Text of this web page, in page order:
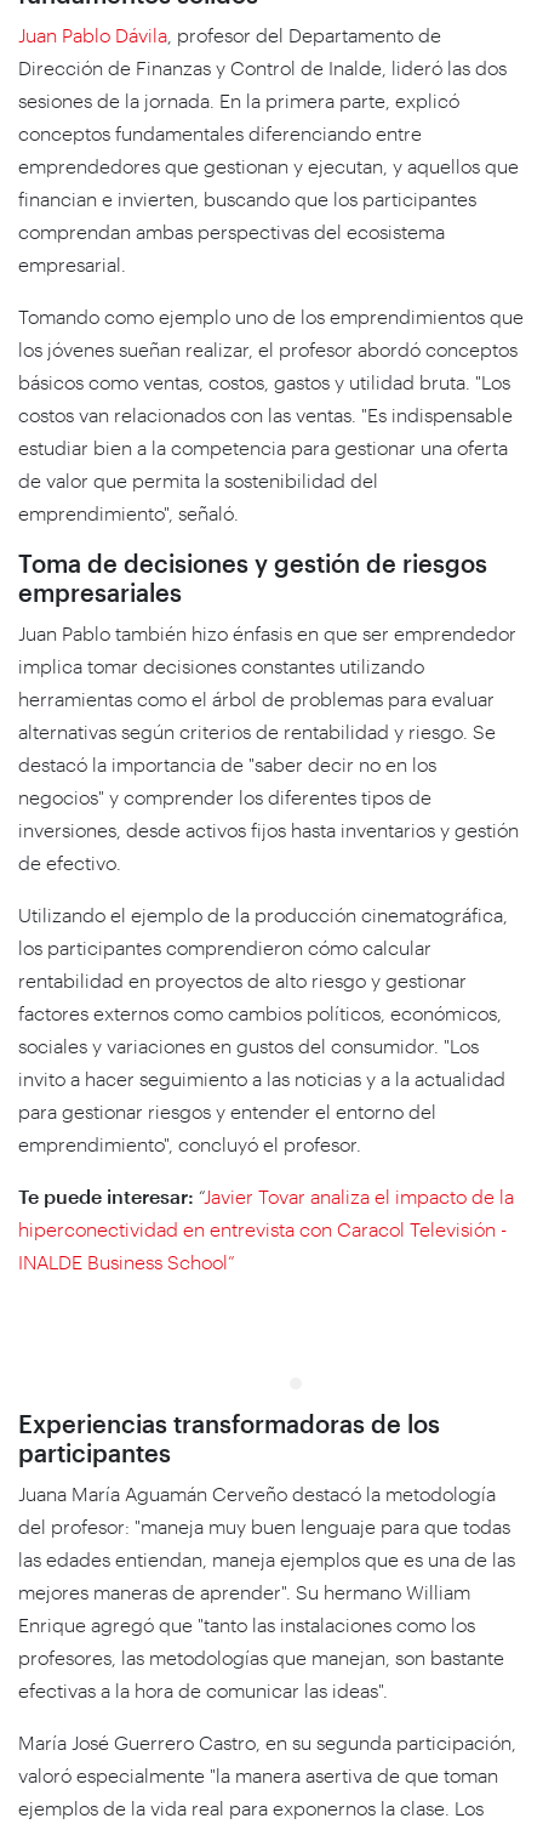
Juan Pablo Dávila , profesor del Departamento de
Dirección de Finanzas y Control de Inalde, lideró las dos
sesiones de la jornada. En la primera parte, explicó
conceptos fundamentales diferenciando entre
emprendedores que gestionan y ejecutan, y aquellos que
financian e invierten, buscando que los participantes
comprendan ambas perspectivas del ecosistema
empresarial.
Tomando como ejemplo uno de los emprendimientos que
los jóvenes sueñan realizar, el profesor abordó conceptos
básicos como ventas, costos, gastos y utilidad bruta. "Los
costos van relacionados con las ventas. "Es indispensable
estudiar bien a la competencia para gestionar una oferta
de valor que permita la sostenibilidad del
emprendimiento", señaló.
Toma de decisiones y gestión de riesgos
empresariales
Juan Pablo también hizo énfasis en que ser emprendedor
implica tomar decisiones constantes utilizando
herramientas como el árbol de problemas para evaluar
alternativas según criterios de rentabilidad y riesgo. Se
destacó la importancia de "saber decir no en los
negocios" y comprender los diferentes tipos de
inversiones, desde activos fijos hasta inventarios y gestión
de efectivo.
Utilizando el ejemplo de la producción cinematográfica,
los participantes comprendieron cómo calcular
rentabilidad en proyectos de alto riesgo y gestionar
factores externos como cambios políticos, económicos,
sociales y variaciones en gustos del consumidor. "Los
invito a hacer seguimiento a las noticias y a la actualidad
para gestionar riesgos y entender el entorno del
emprendimiento", concluyó el profesor.
Te puede interesar: “Javier Tovar analiza el impacto de la
hiperconectividad en entrevista con Caracol Televisión -
INALDE Business School”
Experiencias transformadoras de los
participantes
Juana María Aguamán Cerveño destacó la metodología
del profesor: "maneja muy buen lenguaje para que todas
las edades entiendan, maneja ejemplos que es una de las
mejores maneras de aprender". Su hermano William
Enrique agregó que "tanto las instalaciones como los
profesores, las metodologías que manejan, son bastante
efectivas a la hora de comunicar las ideas".
María José Guerrero Castro, en su segunda participación,
valoró especialmente "la manera asertiva de que toman
ejemplos de la vida real para exponernos la clase. Los